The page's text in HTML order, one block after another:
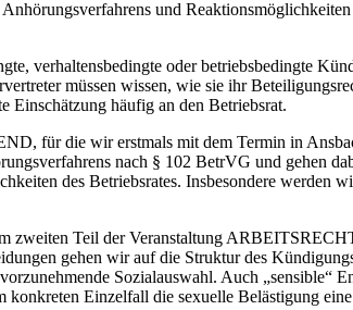
und
verhaltensbedingte oder betriebsbedingte
müssen wissen, wie sie ihr
Einschätzung häufig an den Betriebsrat.
für die wir erstmals mit dem Termin in
nach § 102 BetrVG und gehen
des Betriebsrates. Insbesondere
zweiten Teil der Veranstaltung
gehen wir auf die Struktur des
Sozialauswahl. Auch
konkreten Einzelfall die sexuelle Belästigung